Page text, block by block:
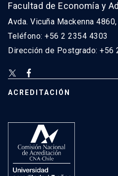
Facultad de Economía y
Avda. Vicuña Mackenna
Teléfono: +56 2 2354 4303
Dirección de Postgrado: +56
ACREDITACIÓN